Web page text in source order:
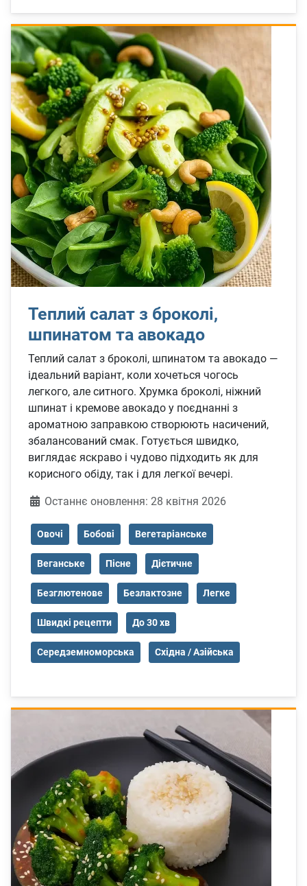
Теплий салат з броколі,
шпинатом та авокадо
Теплий салат з броколі, шпинатом та авокадо —
ідеальний варіант, коли хочеться чогось
легкого, але ситного. Хрумка броколі, ніжний
шпинат і кремове авокадо у поєднанні з
ароматною заправкою створюють насичений,
збалансований смак. Готується швидко,
виглядає яскраво і чудово підходить як для
корисного обіду, так і для легкої вечері.
ДеталіОстаннє оновлення: 28 квітня 2026
Овочі Бобові Вегетаріанське
Веганське Пісне Дієтичне
Безглютенове Безлактозне Легке
Швидкі рецепти До 30 хв
Середземноморська Східна / Азійська